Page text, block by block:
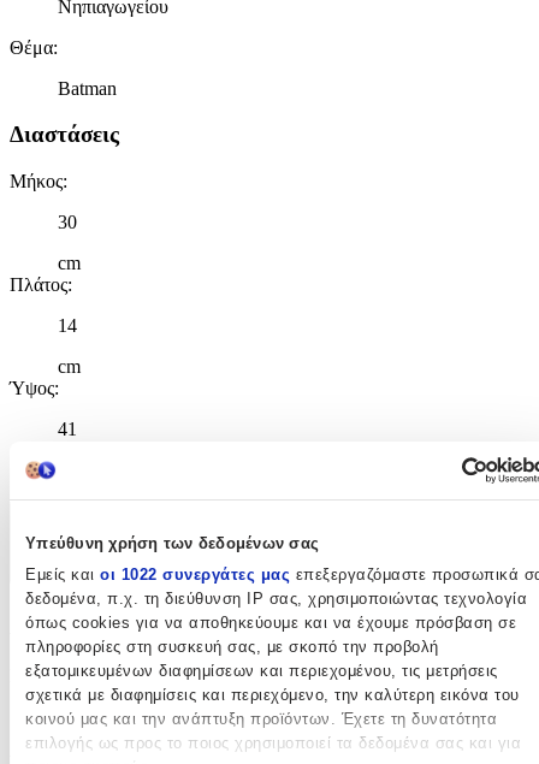
Υπεύθυνη χρήση των δεδομένων σας
Εμείς και οι 1022 συνεργάτες μας επεξεργαζόμαστε προσωπικά
δεδομένα, π.χ. τη διεύθυνση IP σας, χρησιμοποιώντας τεχνολογία
όπως cookies για να αποθηκεύουμε και να έχουμε πρόσβαση σε
πληροφορίες στη συσκευή σας, με σκοπό την προβολή
εξατομικευμένων διαφημίσεων και περιεχομένου, τις μετρήσεις
σχετικά με διαφημίσεις και περιεχόμενο, την καλύτερη εικόνα του
κοινού μας και την ανάπτυξη προϊόντων. Έχετε τη δυνατότητα
επιλογής ως προς το ποιος χρησιμοποιεί τα δεδομένα σας και για
Νηπιαγωγείου
Θέμα:
Batman
Διαστάσεις
Μήκος:
30
cm
Πλάτος:
14
cm
Ύψος:
41
Χαρακτηριστικά
+
Χαρακτηριστικά
Κατασκευαστής:
DC